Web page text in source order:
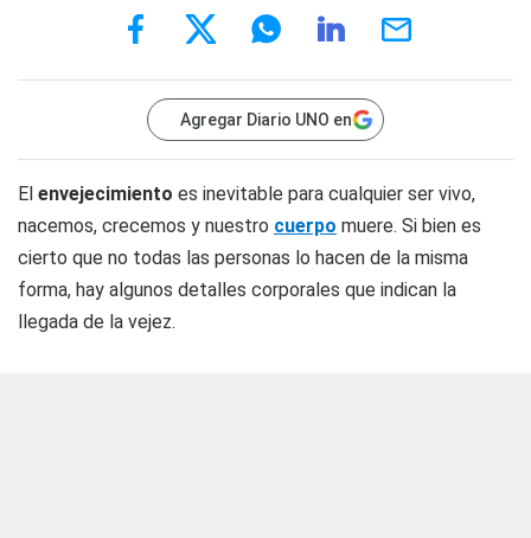
Agregar Diario UNO en
El envejecimiento es inevitable para cualquier ser vivo,
nacemos, crecemos y nuestro cuerpo muere. Si bien es
cierto que no todas las personas lo hacen de la misma
forma, hay algunos detalles corporales que indican la
llegada de la vejez.